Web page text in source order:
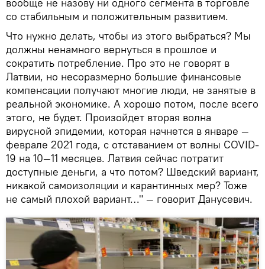
вообще не назову ни одного сегмента в торговле
со стабильным и положительным развитием.
Что нужно делать, чтобы из этого выбраться? Мы
должны ненамного вернуться в прошлое и
сократить потребление. Про это не говорят в
Латвии, но несоразмерно большие финансовые
компенсации получают многие люди, не занятые в
реальной экономике. А хорошо потом, после всего
этого, не будет. Произойдет вторая волна
вирусной эпидемии, которая начнется в январе —
феврале 2021 года, с отставанием от волны COVID-
19 на 10—11 месяцев. Латвия сейчас потратит
доступные деньги, а что потом? Шведский вариант,
никакой самоизоляции и карантинных мер? Тоже
не самый плохой вариант…" — говорит Данусевич.